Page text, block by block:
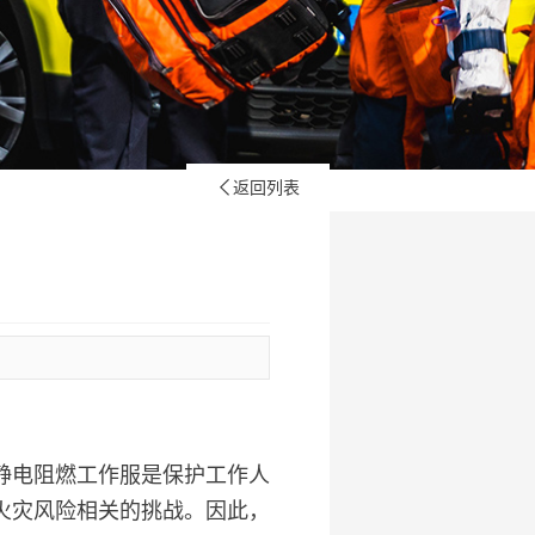
 返回列表
电阻燃工作服是保护工作人
风险相关的挑战。因此，